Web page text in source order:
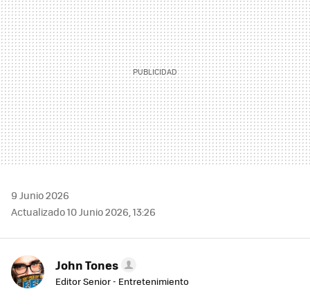
9 Junio 2026
Actualizado 10 Junio 2026, 13:26
John Tones
Editor Senior - Entretenimiento